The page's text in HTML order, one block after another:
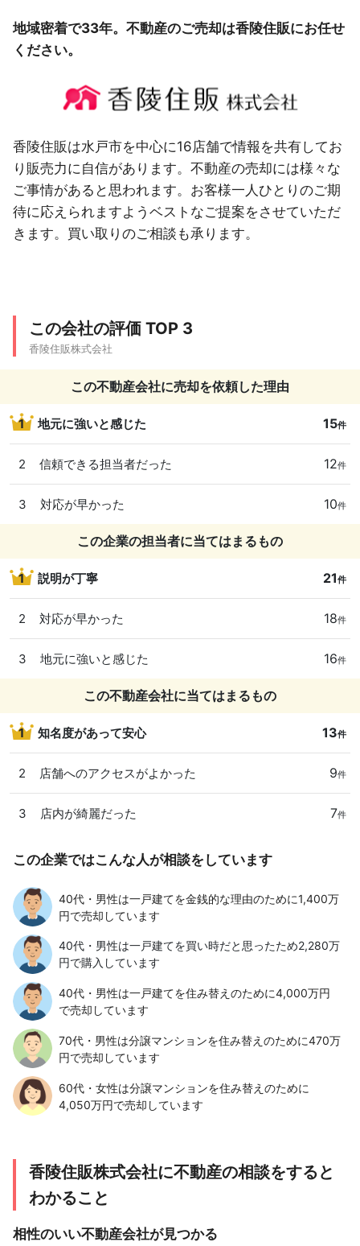
地域密着で33年。不動産のご売却は香陵住販にお任せ
ください。
香陵住販は水戸市を中心に16店舗で情報を共有してお
り販売力に自信があります。不動産の売却には様々な
ご事情があると思われます。お客様一人ひとりのご期
待に応えられますようベストなご提案をさせていただ
きます。買い取りのご相談も承ります。
この会社の評価 TOP 3
香陵住販株式会社
この不動産会社に売却を依頼した理由
1 地元に強いと感じた 15件
2 信頼できる担当者だった 12件
3 対応が早かった 10件
この企業の担当者に当てはまるもの
1 説明が丁寧 21件
2 対応が早かった 18件
3 地元に強いと感じた 16件
この不動産会社に当てはまるもの
1 知名度があって安心 13件
2 店舗へのアクセスがよかった 9件
3 店内が綺麗だった 7件
この企業ではこんな人が相談をしています
40代・男性は一戸建てを金銭的な理由のために1,400万
円で売却しています
40代・男性は一戸建てを買い時だと思ったため2,280万
円で購入しています
40代・男性は一戸建てを住み替えのために4,000万円
で売却しています
70代・男性は分譲マンションを住み替えのために470万
円で売却しています
60代・女性は分譲マンションを住み替えのために
4,050万円で売却しています
香陵住販株式会社に不動産の相談をすると
わかること
相性のいい不動産会社が見つかる